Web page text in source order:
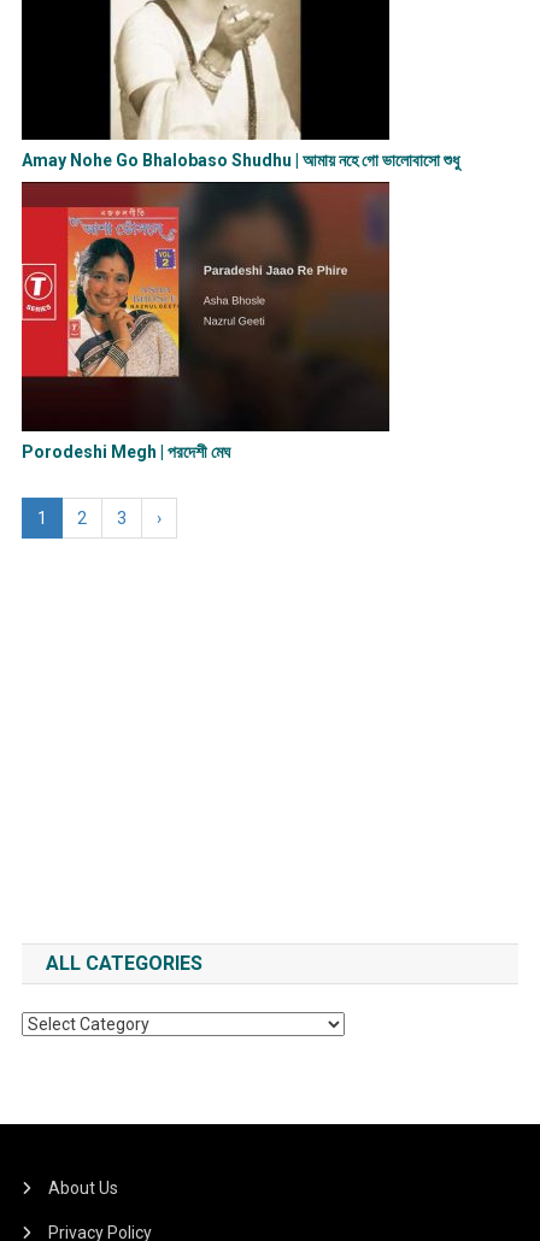
Amay Nohe Go Bhalobaso Shudhu | আমায় নহে গো ভালোবাসো শুধু
Porodeshi Megh | পরদেশী মেঘ
1 2 3 ›
ALL CATEGORIES
All
About Us
Privacy Policy